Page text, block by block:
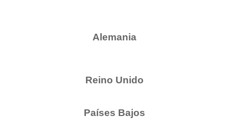
Alemania
Reino Unido
Países Bajos